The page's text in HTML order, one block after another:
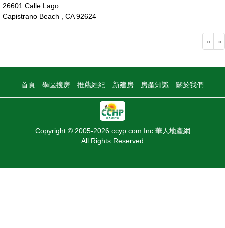
26601 Calle Lago
Capistrano Beach , CA 92624
« »
首頁 學區搜房 推薦經紀 新建房 房產知識 關於我們
Copyright © 2005-2026 ccyp.com Inc.華人地產網
All Rights Reserved